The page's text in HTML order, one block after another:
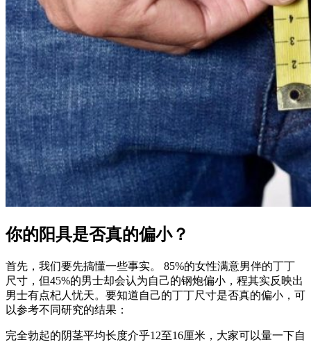
你的阳具是否真的偏小？
首先，我们要先搞懂一些事实。 85%的女性满意男伴的丁丁
尺寸，但45%的男士却会认为自己的钢炮偏小，程其实反映出
男士有点杞人忧天。要知道自己的丁丁尺寸是否真的偏小，可
以参考不同研究的结果：
完全勃起的阴茎平均长度介乎12至16厘米，大家可以量一下自